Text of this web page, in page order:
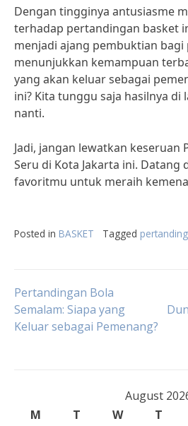
Dengan tingginya antusiasme
terhadap pertandingan basket
menjadi ajang pembuktian
menunjukkan kemampuan
yang akan keluar sebagai
ini? Kita tunggu saja hasilnya di
nanti.
Jadi, jangan lewatkan keseruan
Seru di Kota Jakarta ini. Datang
favoritmu untuk meraih
Posted in BASKET Tagged
Post
navigation
Pertandingan Bola
Semalam: Siapa yang
Keluar sebagai Pemenang?
August
M
T W T